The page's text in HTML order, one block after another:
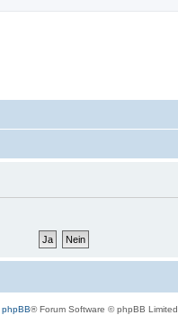
phpBB® Forum Software © phpBB Limited